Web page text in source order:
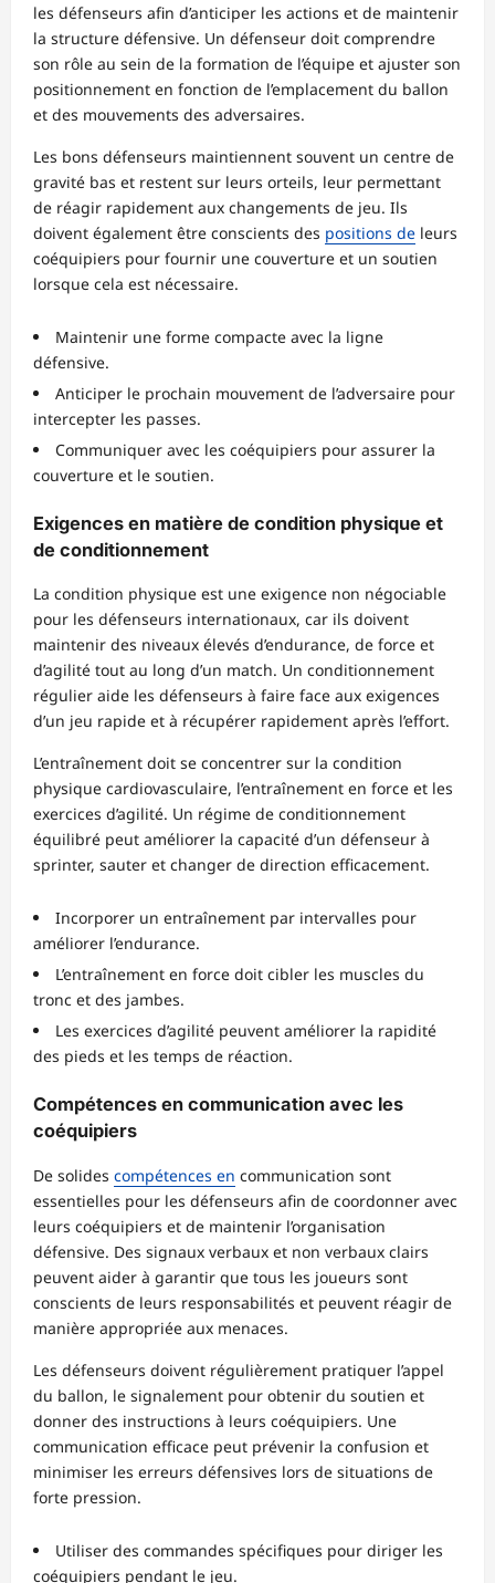
les défenseurs afin d’anticiper les actions et de maintenir
la structure défensive. Un défenseur doit comprendre
son rôle au sein de la formation de l’équipe et ajuster son
positionnement en fonction de l’emplacement du ballon
et des mouvements des adversaires.
Les bons défenseurs maintiennent souvent un centre de
gravité bas et restent sur leurs orteils, leur permettant
de réagir rapidement aux changements de jeu. Ils
doivent également être conscients des positions de leurs
coéquipiers pour fournir une couverture et un soutien
lorsque cela est nécessaire.
Maintenir une forme compacte avec la ligne
défensive.
Anticiper le prochain mouvement de l’adversaire pour
intercepter les passes.
Communiquer avec les coéquipiers pour assurer la
couverture et le soutien.
Exigences en matière de condition physique et
de conditionnement
La condition physique est une exigence non négociable
pour les défenseurs internationaux, car ils doivent
maintenir des niveaux élevés d’endurance, de force et
d’agilité tout au long d’un match. Un conditionnement
régulier aide les défenseurs à faire face aux exigences
d’un jeu rapide et à récupérer rapidement après l’effort.
L’entraînement doit se concentrer sur la condition
physique cardiovasculaire, l’entraînement en force et les
exercices d’agilité. Un régime de conditionnement
équilibré peut améliorer la capacité d’un défenseur à
sprinter, sauter et changer de direction efficacement.
Incorporer un entraînement par intervalles pour
améliorer l’endurance.
L’entraînement en force doit cibler les muscles du
tronc et des jambes.
Les exercices d’agilité peuvent améliorer la rapidité
des pieds et les temps de réaction.
Compétences en communication avec les
coéquipiers
De solides compétences en communication sont
essentielles pour les défenseurs afin de coordonner avec
leurs coéquipiers et de maintenir l’organisation
défensive. Des signaux verbaux et non verbaux clairs
peuvent aider à garantir que tous les joueurs sont
conscients de leurs responsabilités et peuvent réagir de
manière appropriée aux menaces.
Les défenseurs doivent régulièrement pratiquer l’appel
du ballon, le signalement pour obtenir du soutien et
donner des instructions à leurs coéquipiers. Une
communication efficace peut prévenir la confusion et
minimiser les erreurs défensives lors de situations de
forte pression.
Utiliser des commandes spécifiques pour diriger les
coéquipiers pendant le jeu.